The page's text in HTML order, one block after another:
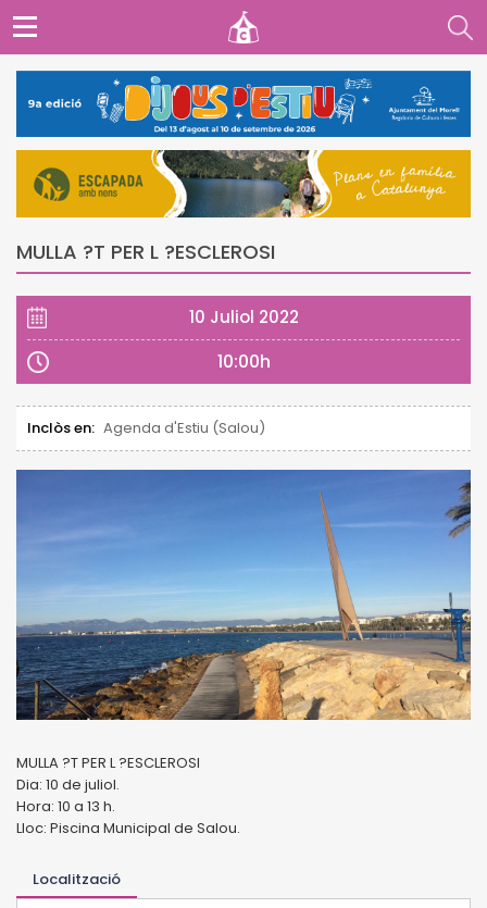
MULLA ?T PER L ?ESCLEROSI
10 Juliol 2022
10:00h
Inclòs en: Agenda d'Estiu (Salou)
MULLA ?T PER L ?ESCLEROSI
Dia: 10 de juliol.
Hora: 10 a 13 h.
Lloc: Piscina Municipal de Salou.
Localització